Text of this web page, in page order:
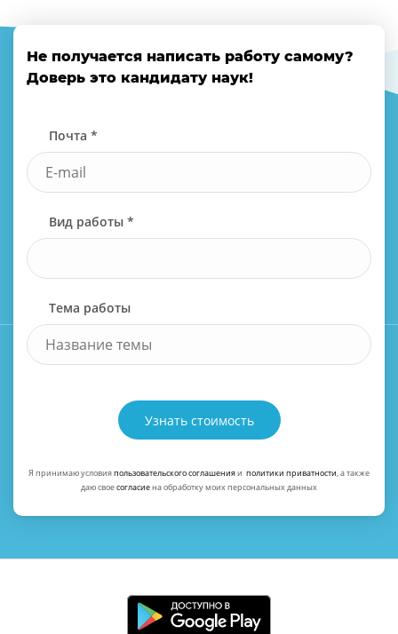
Не получается написать работу самому?
Доверь это кандидату наук!
Почта *
Вид работы *
Тема работы
Узнать стоимость
Я принимаю условияпользовательского соглашенияи политики приватности, а также
даю своесогласиена обработку моих персональных данных